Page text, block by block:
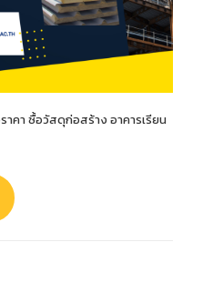
าคา ซื้อวัสดุก่อสร้าง อาคารเรียน